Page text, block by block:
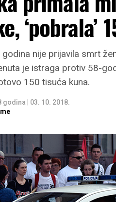
‘pobrala’
nije prijavila smrt
je istraga protiv 58-
150 tisuća kuna.
godina
03. 10. 2018.